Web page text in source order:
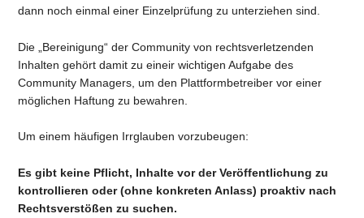
dann noch einmal einer Einzelprüfung zu unterziehen sind.
Die „Bereinigung“ der Community von rechtsverletzenden
Inhalten gehört damit zu eineir wichtigen Aufgabe des
Community Managers, um den Plattformbetreiber vor einer
möglichen Haftung zu bewahren.
Um einem häufigen Irrglauben vorzubeugen:
Es gibt keine Pflicht, Inhalte vor der Veröffentlichung zu
kontrollieren oder (ohne konkreten Anlass) proaktiv nach
Rechtsverstößen zu suchen.